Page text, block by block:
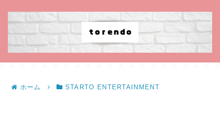
ホーム STARTO ENTERTAINMENT